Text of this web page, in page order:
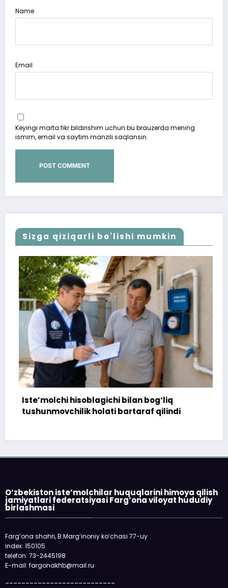
Name
Email
Keyingi marta fikr bildirishim uchun bu brauzerda mening
ismim, email va saytim manzili saqlansin.
Sizga qiziqarli bo'lishi mumkin
hisoblagichi bilan bog‘liq
holati bartaraf qilindi
O‘zbekiston iste’molchilar huquqlarini himoya qilish
jamiyatlari federatsiyasi Farg‘ona viloyat hududiy
birlashmasi
Farg‘ona shahri, B.Marg‘inoniy ko‘chasi 77-uy
index: 150105
telefon: 73-2445198
E-mail: fargonakhb@mail.ru